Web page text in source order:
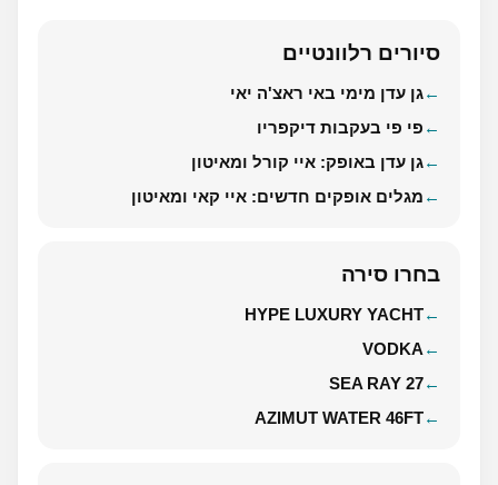
סיורים רלוונטיים
גן עדן מימי באי ראצ'ה יאי
פי פי בעקבות דיקפריו
גן עדן באופק: איי קורל ומאיטון
מגלים אופקים חדשים: איי קאי ומאיטון
בחרו סירה
HYPE LUXURY YACHT
VODKA
SEA RAY 27
AZIMUT WATER 46FT